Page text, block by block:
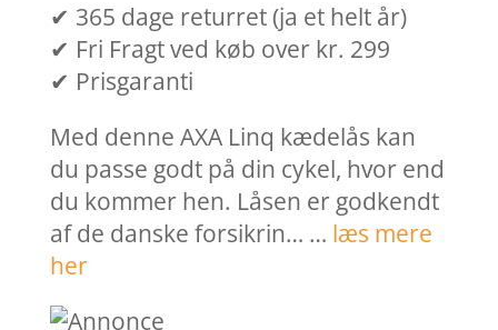
✔ 365 dage returret (ja et helt år)
✔ Fri Fragt ved køb over kr. 299
✔ Prisgaranti
Med denne AXA Linq kædelås kan
du passe godt på din cykel, hvor end
du kommer hen. Låsen er godkendt
af de danske forsikrin… … læs mere
her